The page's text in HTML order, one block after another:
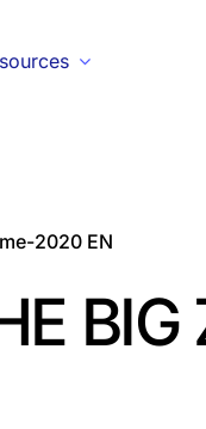
2020 EN
BIG